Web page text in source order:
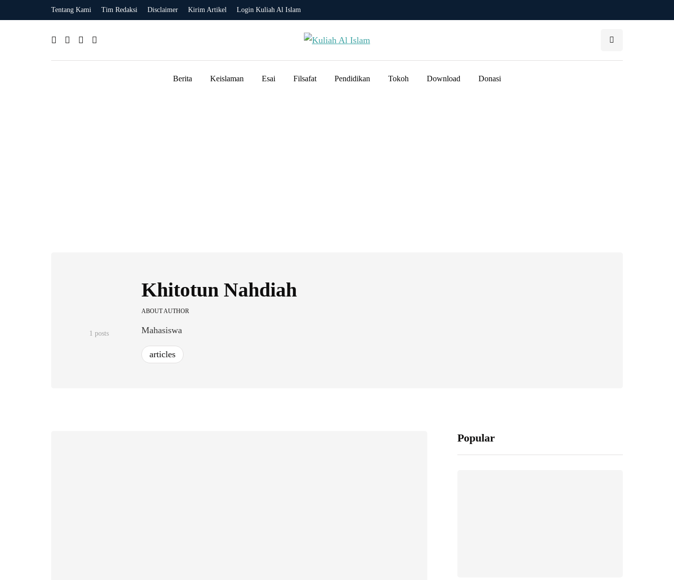
Tentang Kami Tim Redaksi Disclaimer Kirim Artikel Login Kuliah Al Islam
Berita Keislaman Esai Filsafat Pendidikan Tokoh Download Donasi
1 posts
Khitotun Nahdiah
ABOUT AUTHOR
Mahasiswa
articles
Popular